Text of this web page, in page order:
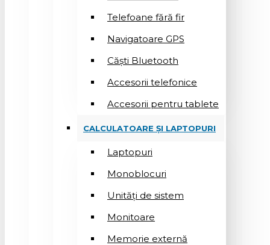
Telefoane fără fir
Navigatoare GPS
Căști Bluetooth
Accesorii telefonice
Accesorii pentru tablete
CALCULATOARE ȘI LAPTOPURI
Laptopuri
Monoblocuri
Unități de sistem
Monitoare
Memorie externă